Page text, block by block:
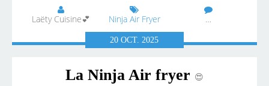
Laëty Cuisine💕 Ninja Air Fryer …
20OCT.2025
La Ninja Air fryer 😍